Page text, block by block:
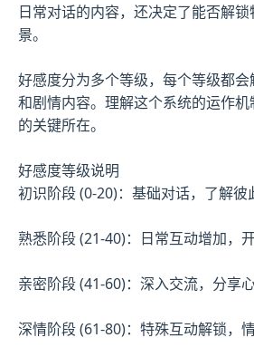
日常对话的内容，还决定了能否解
景。
好感度分为多个等级，每个等级都
和剧情内容。理解这个系统的运作
的关键所在。
好感度等级说明
初识阶段 (0-20)：基础对话，了解彼
熟悉阶段 (21-40)：日常互动增加，
亲密阶段 (41-60)：深入交流，分享
深情阶段 (61-80)：特殊互动解锁，